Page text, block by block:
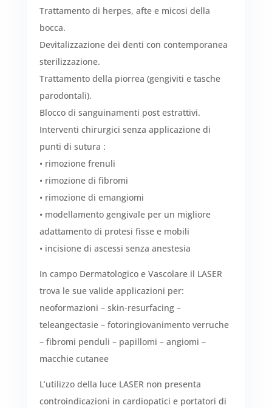
Trattamento di herpes, afte e micosi della
bocca.
Devitalizzazione dei denti con contemporanea
sterilizzazione.
Trattamento della piorrea (gengiviti e tasche
parodontali).
Blocco di sanguinamenti post estrattivi.
Interventi chirurgici senza applicazione di
punti di sutura :
• rimozione frenuli
• rimozione di fibromi
• rimozione di emangiomi
• modellamento gengivale per un migliore
adattamento di protesi fisse e mobili
• incisione di ascessi senza anestesia
In campo Dermatologico e Vascolare il LASER
trova le sue valide applicazioni per:
neoformazioni – skin-resurfacing –
teleangectasie – fotoringiovanimento verruche
– fibromi penduli – papillomi – angiomi –
macchie cutanee
L’utilizzo della luce LASER non presenta
controindicazioni in cardiopatici e portatori di